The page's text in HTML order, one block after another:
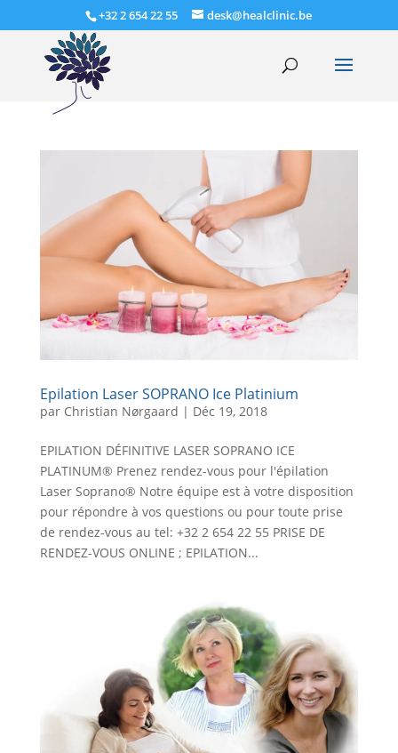
+32 2 654 22 55 desk@healclinic.be
Epilation Laser SOPRANO Ice Platinium
par Christian Nørgaard | Déc 19, 2018
EPILATION DÉFINITIVE LASER SOPRANO ICE
PLATINUM® Prenez rendez-vous pour l'épilation
Laser Soprano® Notre équipe est à votre disposition
pour répondre à vos questions ou pour toute prise
de rendez-vous au tel: +32 2 654 22 55 PRISE DE
RENDEZ-VOUS ONLINE ; EPILATION...